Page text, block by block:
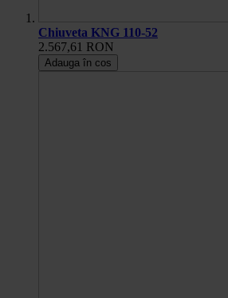
Chiuveta KNG 110-52
2.567,61 RON
Adauga în cos